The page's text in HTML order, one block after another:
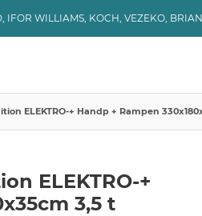
WILLIAMS, KOCH, VEZEKO,
ELEKTRO-+ Handp + Rampen
ELEKTRO-+
3,5 t